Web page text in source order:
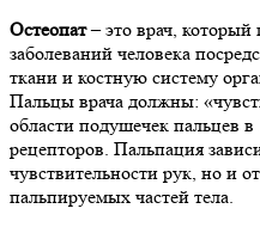
Остеопат– это врач, который
заболеваний человека
ткани и костную систему
Пальцы врача должны:
области подушечек пальцев
рецепторов. Пальпация
чувствительности рук, но и
пальпируемых частей тела.